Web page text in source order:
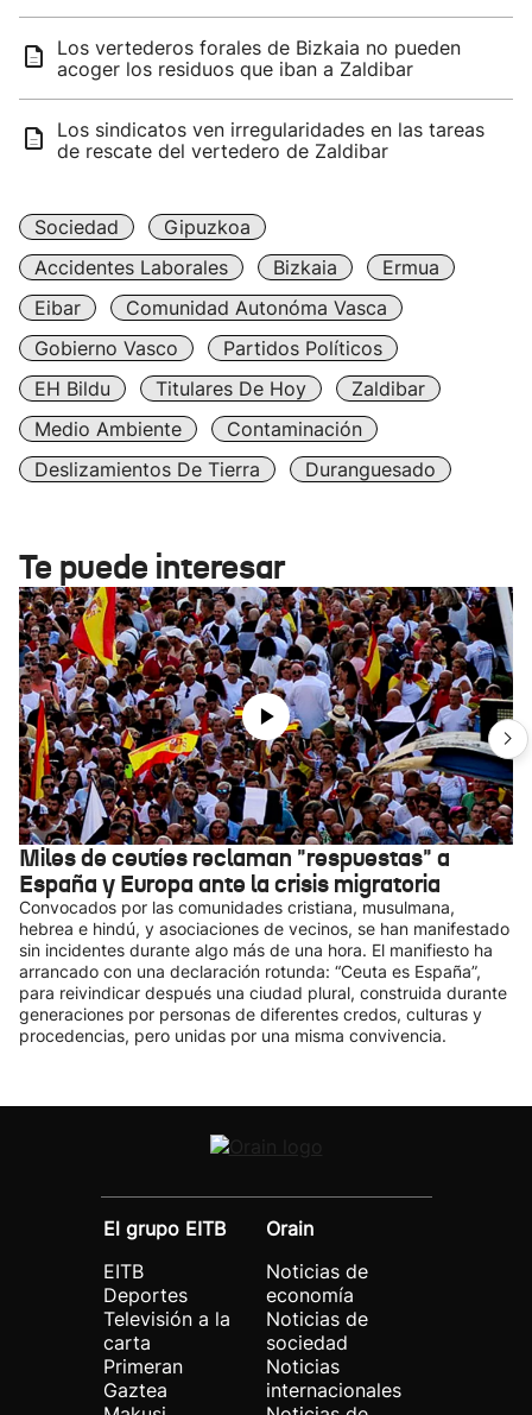
Los vertederos forales de Bizkaia no pueden
acoger los residuos que iban a Zaldibar
Los sindicatos ven irregularidades en las tareas
de rescate del vertedero de Zaldibar
Sociedad
Gipuzkoa
Accidentes Laborales
Bizkaia
Ermua
Eibar
Comunidad Autonóma Vasca
Gobierno Vasco
Partidos Políticos
EH Bildu
Titulares De Hoy
Zaldibar
Medio Ambiente
Contaminación
Deslizamientos De Tierra
Duranguesado
Te puede interesar
Miles de ceutíes reclaman "respuestas" a
España y Europa ante la crisis migratoria
Convocados por las comunidades cristiana, musulmana,
hebrea e hindú, y asociaciones de vecinos, se han manifestado
sin incidentes durante algo más de una hora. El manifiesto ha
arrancado con una declaración rotunda: “Ceuta es España”,
para reivindicar después una ciudad plural, construida durante
generaciones por personas de diferentes credos, culturas y
procedencias, pero unidas por una misma convivencia.
El grupo EITB
EITB
Deportes
Televisión a la
carta
Primeran
Gaztea
Orain
Noticias de
economía
Noticias de
sociedad
Noticias
internacionales